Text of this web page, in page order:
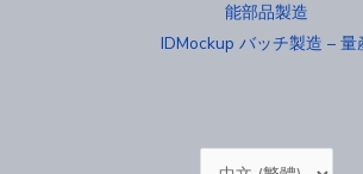
能部品製造
IDMockup バッチ製造 – 量
Choose